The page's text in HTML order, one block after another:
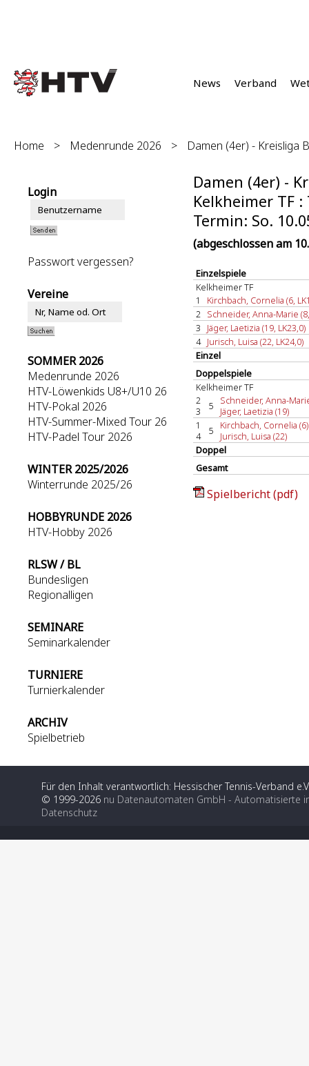
News Verband
Home > Medenrunde 2026 > Damen (4er) - Kreisliga
Login
Passwort vergessen?
Vereine
SOMMER 2026
Medenrunde 2026
HTV-Löwenkids U8+/U10 26
HTV-Pokal 2026
HTV-Summer-Mixed Tour 26
HTV-Padel Tour 2026
WINTER 2025/2026
Winterrunde 2025/26
HOBBYRUNDE 2026
HTV-Hobby 2026
RLSW / BL
Bundesligen
Regionalligen
SEMINARE
Seminarkalender
TURNIERE
Turnierkalender
ARCHIV
Spielbetrieb
Damen (4er) -
Kelkheimer TF
Termin: So.
(abgeschlossen am
Einzelspiele
Kelkheimer TF
1
Kirchbach, Cornelia (6,
2 Schneider, Anna-Marie
3
Jäger, Laetizia (19, LK23,0)
4 Jurisch, Luisa (22, LK24,0)
Einzel
Doppelspiele
Kelkheimer TF
2
3
5
Schneider, Anna-
Jäger, Laetizia (19)
1
4
5
Kirchbach, Cornelia (6)
Jurisch, Luisa (22)
Doppel
Gesamt
Spielbericht (pdf)
Für den Inhalt verantwortlich: Hessischer Tennis-Verband
© 1999-2026 nu Datenautomaten GmbH - Automatisierte
Datenschutz